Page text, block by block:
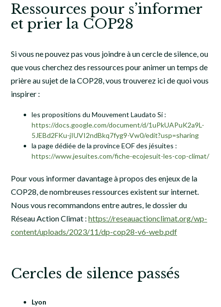
Ressources pour s’informer
et prier la COP28
Si vous ne pouvez pas vous joindre à un cercle de silence, ou
que vous cherchez des ressources pour animer un temps de
prière au sujet de la COP28, vous trouverez ici de quoi vous
inspirer :
les propositions du Mouvement Laudato Si :
https://docs.google.com/document/d/1uPkUAPuK2a9L-
5JEBd2FKu-jIUVI2ndBkq7fyg9-Vw0/edit?usp=sharing
la page dédiée de la province EOF des jésuites :
https://www.jesuites.com/fiche-ecojesuit-les-cop-climat/
Pour vous informer davantage à propos des enjeux de la
COP28, de nombreuses ressources existent sur internet.
Nous vous recommandons entre autres, le dossier du
Réseau Action Climat : https://reseauactionclimat.org/wp-
content/uploads/2023/11/dp-cop28-v6-web.pdf
Cercles de silence passés
Lyon